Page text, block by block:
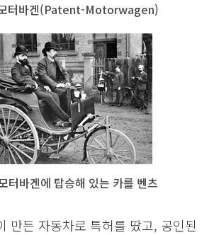
터바겐(Patent-Motorwagen)
터바겐에 탑승해 있는 카를 벤츠
만든 자동차로 특허를 땄고, 공인된